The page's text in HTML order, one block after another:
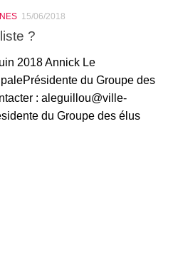
15/06/2018
?
2018 Annick Le
du Groupe des
: aleguillou@ville-
du Groupe des élus